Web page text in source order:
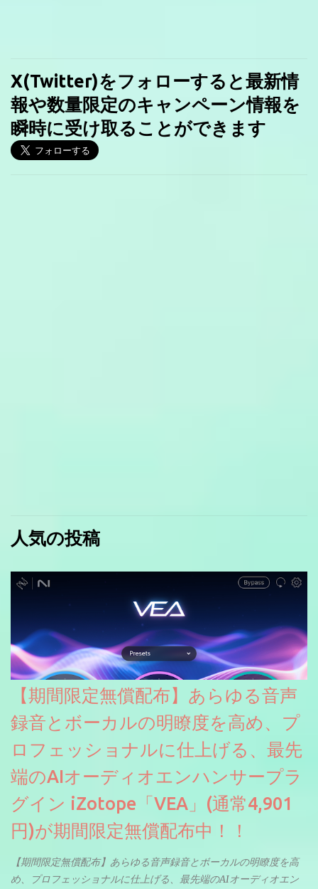
X(Twitter)をフォローすると最新情
報や数量限定のキャンペーン情報を
瞬時に受け取ることができます
人気の投稿
【期間限定無償配布】あらゆる音声
録音とボーカルの明瞭度を高め、プ
ロフェッショナルに仕上げる、最先
端のAIオーディオエンハンサープラ
グイン iZotope「VEA」(通常4,901
円)が期間限定無償配布中！！
【期間限定無償配布】あらゆる音声録音とボーカルの明瞭度を高
め、プロフェッショナルに仕上げる、最先端のAIオーディオエン